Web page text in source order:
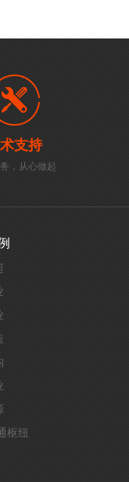
支持
，从心做起
枢纽